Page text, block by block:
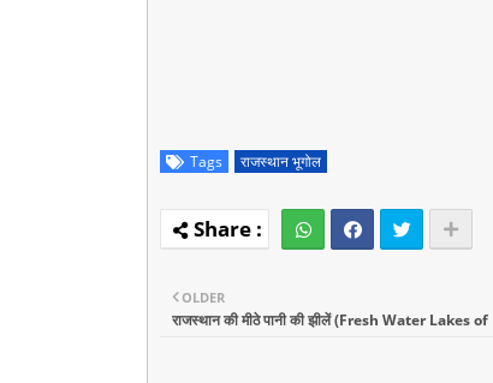
Tags राजस्थान भूगोल
OLDER
राजस्थान की मीठे पानी की झीलें (Fresh Water Lakes